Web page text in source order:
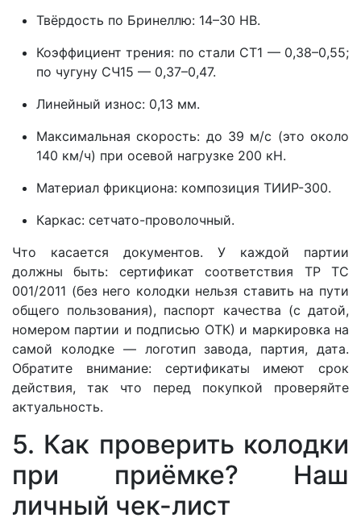
Твёрдость по Бринеллю: 14–30 НВ.
Коэффициент трения: по стали СТ1 — 0,38–0,55;
по чугуну СЧ15 — 0,37–0,47.
Линейный износ: 0,13 мм.
Максимальная скорость: до 39 м/с (это около
140 км/ч) при осевой нагрузке 200 кН.
Материал фрикциона: композиция ТИИР-300.
Каркас: сетчато-проволочный.
Что касается документов. У каждой партии
должны быть: сертификат соответствия ТР ТС
001/2011 (без него колодки нельзя ставить на пути
общего пользования), паспорт качества (с датой,
номером партии и подписью ОТК) и маркировка на
самой колодке — логотип завода, партия, дата.
Обратите внимание: сертификаты имеют срок
действия, так что перед покупкой проверяйте
актуальность.
5. Как проверить колодки
при приёмке? Наш
личный чек-лист